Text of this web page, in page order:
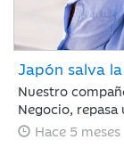
Japón salva
Nuestro
Negocio, repasa
para Estados
Hace 5 meses